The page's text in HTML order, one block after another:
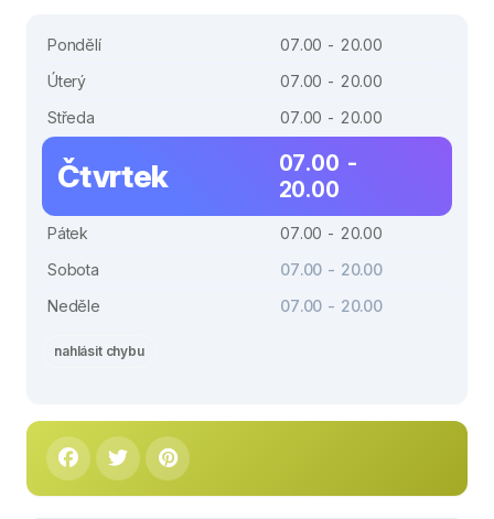
Pondělí
07.00 - 20.00
Úterý
07.00 - 20.00
Středa
07.00 - 20.00
Čtvrtek
07.00 -
20.00
Pátek
07.00 - 20.00
Sobota
07.00 - 20.00
Neděle
07.00 - 20.00
nahlásit chybu